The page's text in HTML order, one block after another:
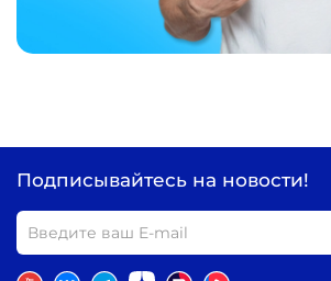
Подписывайтесь на новости!